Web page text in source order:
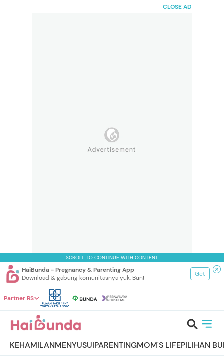
CLOSE AD
SCROLL TO CONTINUE WITH CONTENT
HaiBunda - Pregnancy & Parenting App
Download & gabung komunitasnya yuk, Bun!
Get
Partner RS
KEHAMILANMENYUSUIPARENTINGMOM'S LIFEPILIHAN